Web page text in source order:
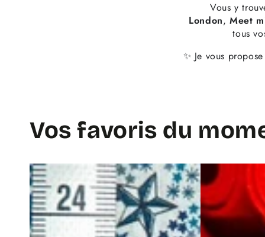
Vous y
London, Meet
tous
✨ Je vous
Vos favoris du